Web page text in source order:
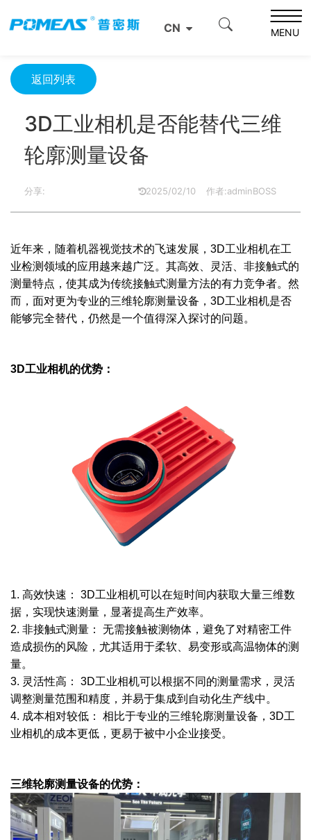
CN MENU
3D工业相机是否能替代三维轮廓测量设备
返回列表
3D工业相机是否能替代三维
轮廓测量设备
分享: 2025/02/10 作者:adminBOSS
近年来，随着机器视觉技术的飞速发展，3D工业相机在工
业检测领域的应用越来越广泛。其高效、灵活、非接触式的
测量特点，使其成为传统接触式测量方法的有力竞争者。然
而，面对更为专业的三维轮廓测量设备，3D工业相机是否
能够完全替代，仍然是一个值得深入探讨的问题。
3D工业相机的优势：
1. 高效快速： 3D工业相机可以在短时间内获取大量三维数
据，实现快速测量，显著提高生产效率。
2. 非接触式测量： 无需接触被测物体，避免了对精密工件
造成损伤的风险，尤其适用于柔软、易变形或高温物体的测
量。
3. 灵活性高： 3D工业相机可以根据不同的测量需求，灵活
调整测量范围和精度，并易于集成到自动化生产线中。
4. 成本相对较低： 相比于专业的三维轮廓测量设备，3D工
业相机的成本更低，更易于被中小企业接受。
三维轮廓测量设备的优势：